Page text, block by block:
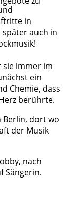
in
auch in
sie immer im
ein
Chemie, dass
berührte.
Berlin, dort wo
der Musik
nach
Sängerin.